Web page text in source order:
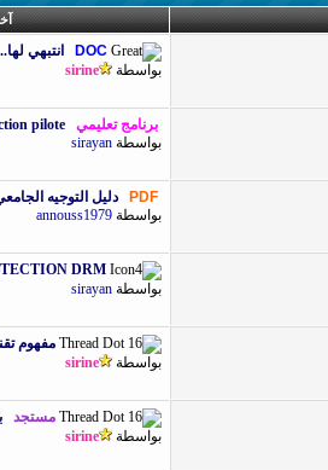
DOC
انتبهي
بواسطة
sirine
برنامج تعليمي
pilote
بواسطة sirayan
PDF
دليل التوجيه الجامعي
بواسطة annouss1979
DRM
بواسطة sirayan
مفهوم
بواسطة
sirine
مستجد
بواسطة
sirine